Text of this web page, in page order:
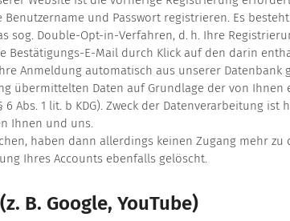
und Passwort registrieren. Es
sog. Double-Opt-in-Verfahren, d. h. Ihre
Bestätigungs-E-Mail durch Klick auf den darin
Anmeldung automatisch aus unserer Datenbank
übermittelten Daten auf Grundlage der von
6 Abs. 1 lit. b KDG). Zweck der Datenverarbeitung
Ihnen und uns.
haben dann allerdings keinen Zugang mehr
Ihres Accounts ebenfalls gelöscht.
B. Google, YouTube)